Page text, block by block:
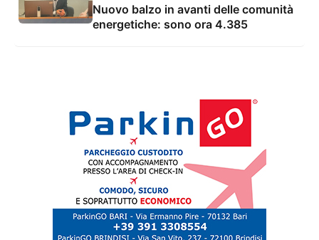
Nuovo balzo in avanti delle comunità
energetiche: sono ora 4.385